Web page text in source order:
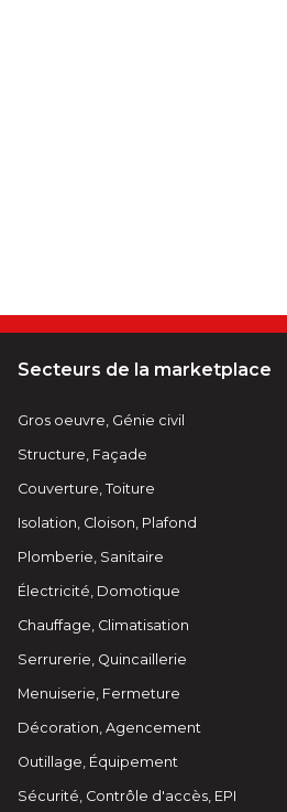
Secteurs de la marketplace
Gros oeuvre, Génie civil
Structure, Façade
Couverture, Toiture
Isolation, Cloison, Plafond
Plomberie, Sanitaire
Électricité, Domotique
Chauffage, Climatisation
Serrurerie, Quincaillerie
Menuiserie, Fermeture
Décoration, Agencement
Outillage, Équipement
Sécurité, Contrôle d'accès, EPI